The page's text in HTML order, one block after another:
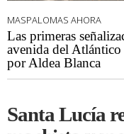
MASPALOMAS AHORA
Las primeras
avenida del Atlántico
por Aldea Blanca
Santa Lucía